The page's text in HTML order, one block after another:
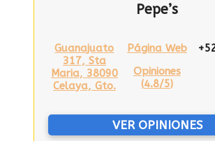
Pepe’s
Guanajuato
317, Sta
Maria, 38090
Celaya, Gto.
Página Web
Opiniones
(4.8/5)
VER OPINIONES